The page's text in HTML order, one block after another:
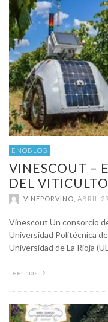
ENOBLOG
VINESCOUT –
DEL
VINEPORVINO ABRIL
Vinescout Un consorcio
Universidad Politécnica
Universidad de La Rioja
Leer más